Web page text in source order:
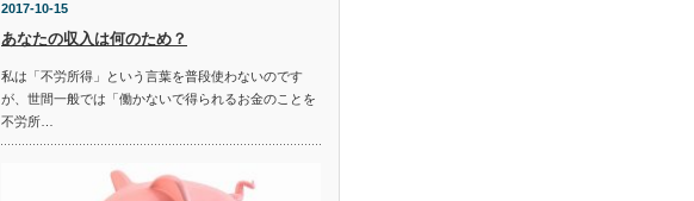
2017-10-15
あなたの収入は何のため？
私は「不労所得」という言葉を普段使わないのです
が、世間一般では「働かないで得られるお金のことを
不労所…